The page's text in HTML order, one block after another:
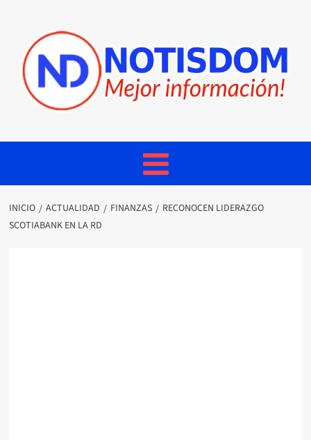
INICIO ACTUALIDAD FINANZAS
RECONOCEN LIDERAZGO
SCOTIABANK EN LA RD